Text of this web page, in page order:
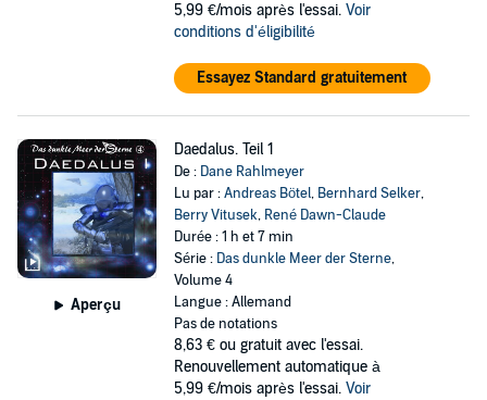
5,99 €/mois après l'essai. Voir
conditions d'éligibilité
Essayez Standard gratuitement
Aperçu
Daedalus. Teil 1
De : Dane Rahlmeyer
Lu par :Andreas Bötel, Bernhard Selker,
Berry Vitusek, René Dawn-Claude
Durée : 1 h et 7 min
Série : Das dunkle Meer der Sterne,
Volume 4
Langue : Allemand
Pas de notations
8,63 € ou gratuit avec l'essai.
Renouvellement automatique à
5,99 €/mois après l'essai. Voir